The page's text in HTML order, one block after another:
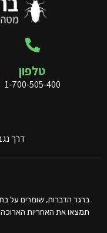
טלפון
1-700-505-400
דרך נגבה 71,
תמצאו את האחריות הארוכה